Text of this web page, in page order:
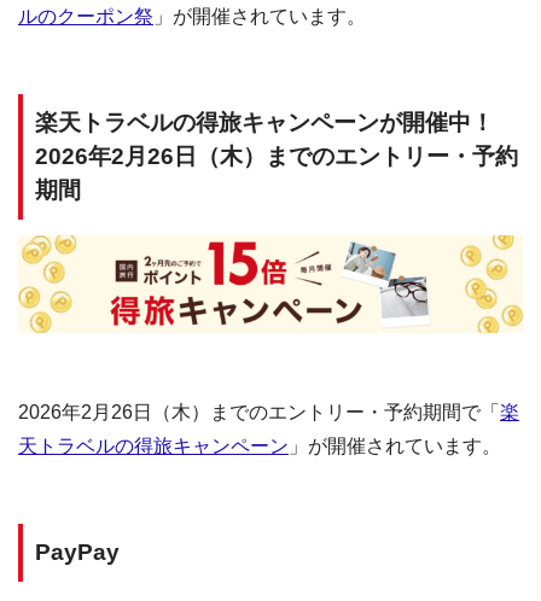
ルのクーポン祭 」が開催されています。
楽天トラベルの得旅キャンペーンが開催中！
2026年2月26日（木）までのエントリー・予約
期間
2026年2月26日（木）までのエントリー・予約期間で「 楽
天トラベルの得旅キャンペーン 」が開催されています。
PayPay